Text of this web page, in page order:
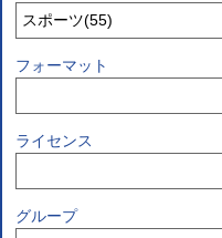
フォーマット
ライセンス
グループ